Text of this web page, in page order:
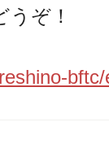
ぞ！